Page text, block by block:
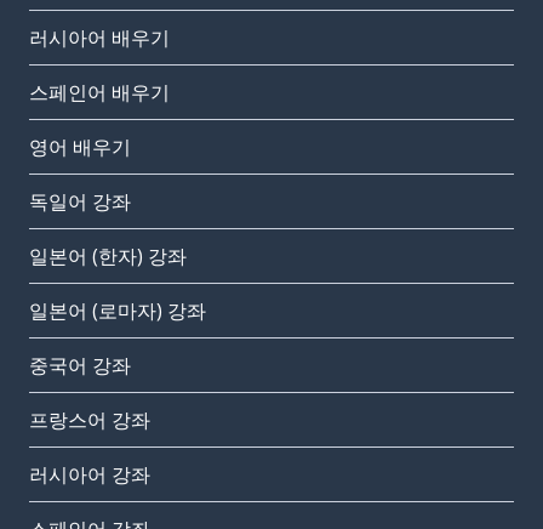
러시아어 배우기
스페인어 배우기
영어 배우기
독일어 강좌
일본어 (한자) 강좌
일본어 (로마자) 강좌
중국어 강좌
프랑스어 강좌
러시아어 강좌